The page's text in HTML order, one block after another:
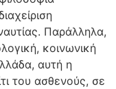
Παράλληλα,
κοινωνική
αυτή η
του ασθενούς, σε